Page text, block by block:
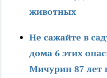
животных
Не сажайте в
дома 6 этих
Мичурин 87 лет